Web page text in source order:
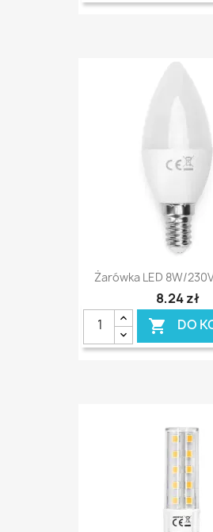
Żarówka LED 8W/
8,24 zł
 DO